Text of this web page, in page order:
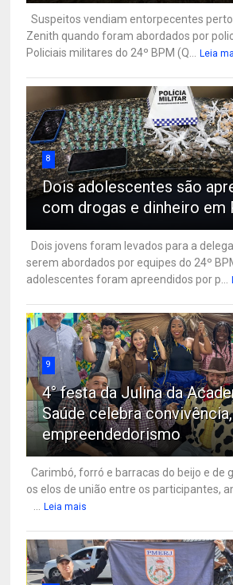
Suspeitos vendiam entorpecentes
Zenith quando foram abordados por
Policiais militares do 24º BPM (Q...
Leia
8
Dois adolescentes são
com drogas e dinheiro em
Dois jovens foram levados para a
serem abordados por equipes do 24º
adolescentes foram apreendidos por p...
9
4° festa da Julina da
Saúde celebra
empreendedorismo
Carimbó, forró e barracas do beijo e de
os elos de união entre os participantes,
Leia mais